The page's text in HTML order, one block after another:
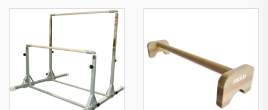
ーランニングニンジャウォ